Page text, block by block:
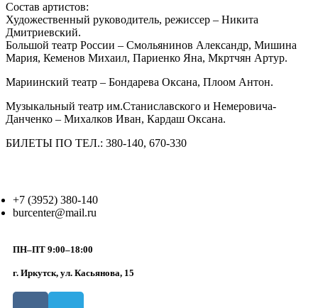
Состав артистов:
Художественный руководитель, режиссер – Никита
Дмитриевский.
Большой театр России – Смольянинов Александр, Мишина
Мария, Кеменов Михаил, Париенко Яна, Мкртчян Артур.
Мариинский театр – Бондарева Оксана, Плоом Антон.
Музыкальный театр им.Станиславского и Немеровича-
Данченко – Михалков Иван, Кардаш Оксана.
БИЛЕТЫ ПО ТЕЛ.: 380-140, 670-330
+7 (3952) 380-140
burcenter@mail.ru
ПН–ПТ 9:00–18:00
г. Иркутск, ул. Касьянова, 15